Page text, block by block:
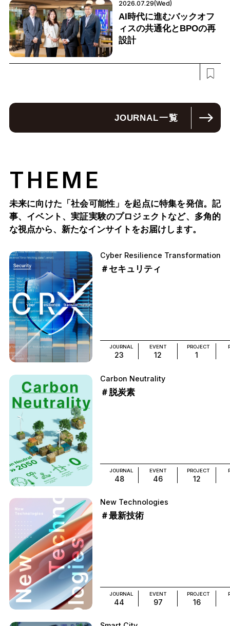
2026.07.29(Wed)
AI時代に進むバックオフ
ィスの共通化とBPOの再
設計
JOURNAL一覧
THEME
未来に向けた「社会可能性」を起点に特集を発信。記
事、イベント、実証実験のプロジェクトなど、多角的
な視点から、新たなインサイトをお届けします。
Cyber Resilience Transformation
＃セキュリティ
JOURNAL
23
EVENT
12
PROJECT
1
Carbon Neutrality
＃脱炭素
JOURNAL
48
EVENT
46
PROJECT
12
New Technologies
＃最新技術
JOURNAL
44
EVENT
97
PROJECT
16